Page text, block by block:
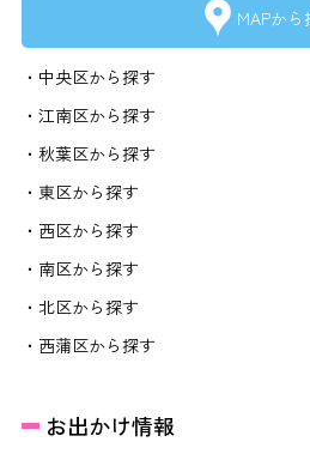
MAPから
・中央区から探す
・江南区から探す
・秋葉区から探す
・東区から探す
・西区から探す
・南区から探す
・北区から探す
・西蒲区から探す
お出かけ情報